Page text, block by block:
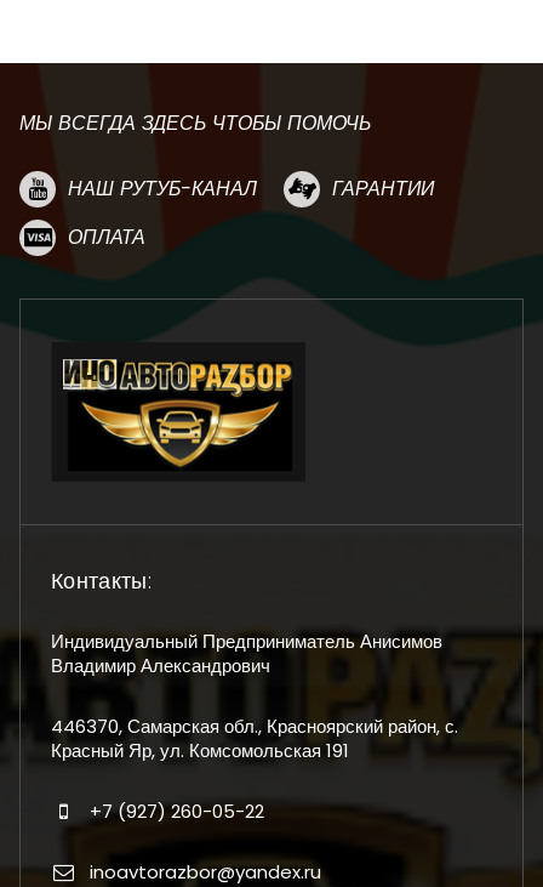
МЫ ВСЕГДА ЗДЕСЬ ЧТОБЫ ПОМОЧЬ
НАШ РУТУБ-КАНАЛ
ГАРАНТИИ
ОПЛАТА
Контакты:
Индивидуальный Предприниматель Анисимов
Владимир Александрович
446370, Самарская обл., Красноярский район, с.
Красный Яр, ул. Комсомольская 191
+7 (927) 260-05-22
inoavtorazbor@yandex.ru